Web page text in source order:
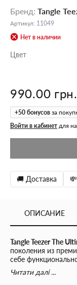
Бренд: Tangle
Артикул: 11049
Нет в наличии
Цвет
990.00 грн.
+50 бонусов за
Войти в кабинет для
🚚 Доставка
ОПИСАНИЕ
Tangle Teezer The
поколения из
себе
хромированный
использования и
Читати далі ...